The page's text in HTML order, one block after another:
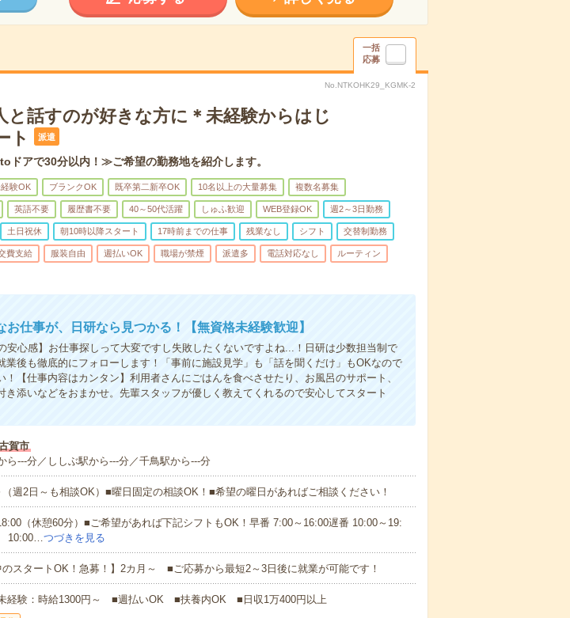
一括
応募
No.NTKOHK29_KGMK-2
と話すのが好きな方に＊未経験からはじ
ト
派遣
ドアで30分以内！≫ご希望の勤務地を紹介します。
験OK ブランクOK 既卒第二新卒OK 10名以上の大量募集 複数名募集
英語不要 履歴書不要 40～50代活躍 しゅふ歓迎 WEB登録OK 週2～3日勤務
土日祝休 朝10時以降スタート 17時前までの仕事 残業なし シフト 交替制勤務
費支給 服装自由 週払いOK 職場が禁煙 派遣多 電話対応なし ルーティン
お仕事が、日研なら見つかる！【無資格未経験歓迎】
安心感】お仕事探しって大変ですし失敗したくないですよね...！日研は少数担当制で
業後も徹底的にフォローします！「事前に施設見学」も「話を聞くだけ」もOKなので
！【仕事内容はカンタン】利用者さんにごはんを食べさせたり、お風呂のサポート、
き添いなどをおまかせ。先輩スタッフが優しく教えてくれるので安心してスタート
賀市
ら---分／ししぶ駅から---分／千鳥駅から---分
週2日～も相談OK）■曜日固定の相談OK！■希望の曜日があればご相談ください！
（休憩60分）■ご希望があれば下記シフトもOK！早番 7:00～16:00遅番 10:00～19:
10:00…つづきを見る
のスタートOK！急募！】2カ月～ ■ご応募から最短2～3日後に就業が可能です！
経験：時給1300円～ ■週払いOK ■扶養内OK ■日収1万400円以上